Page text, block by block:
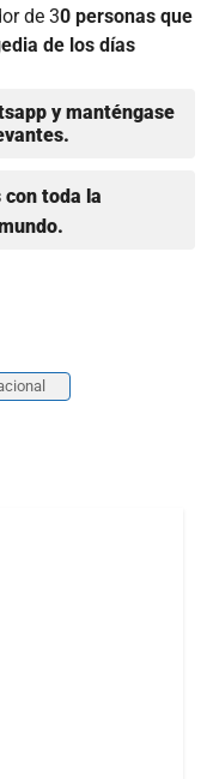
de 30 personas que
de los días
y manténgase
toda la